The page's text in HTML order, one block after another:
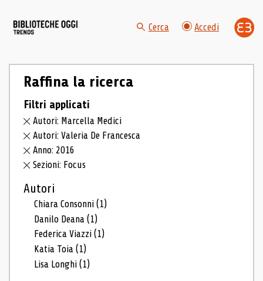
Cerca Accedi
Raffina la ricerca
Filtri applicati
Autori: Marcella Medici
Autori: Valeria De Francesca
Anno: 2016
Sezioni: Focus
Autori
Chiara Consonni(1)
Danilo Deana(1)
Federica Viazzi(1)
Katia Toia(1)
Lisa Longhi(1)